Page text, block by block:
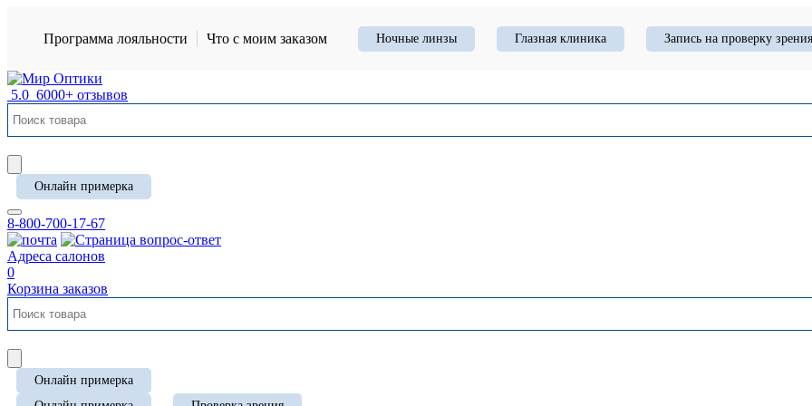
Программа лояльности Что с моим заказом Ночные линзы Глазная клиника Запись на проверку зрения
5.0 6000+ отзывов
Онлайн примерка
8-800-700-17-67
Адреса салонов
0
Корзина заказов
Онлайн примерка